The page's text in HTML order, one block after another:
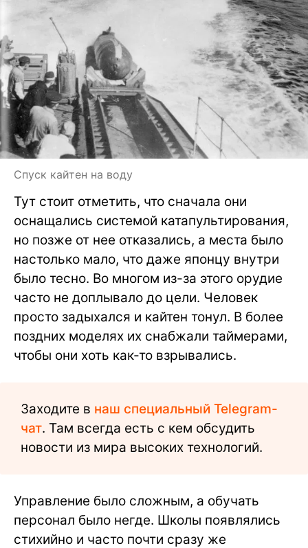
Спуск кайтен на воду
Тут стоит отметить, что сначала они
оснащались системой катапультирования,
но позже от нее отказались, а места было
настолько мало, что даже японцу внутри
было тесно. Во многом из-за этого орудие
часто не доплывало до цели. Человек
просто задыхался и кайтен тонул. В более
поздних моделях их снабжали таймерами,
чтобы они хоть как-то взрывались.
Заходите в наш специальный Telegram-
чат. Там всегда есть с кем обсудить
новости из мира высоких технологий.
Управление было сложным, а обучать
персонал было негде. Школы появлялись
стихийно и часто почти сразу же